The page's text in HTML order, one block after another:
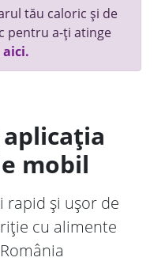
tău caloric și de
pentru a-ți atinge
mobil
rapid și ușor de
cu alimente